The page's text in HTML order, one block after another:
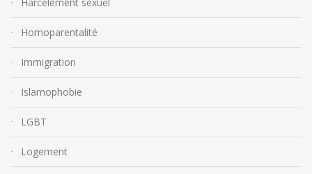
Homoparentalité
Immigration
Islamophobie
LGBT
Logement